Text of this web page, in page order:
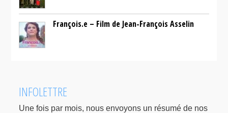
François.e – Film de Jean-François Asselin
INFOLETTRE
Une fois par mois, nous envoyons un résumé de nos